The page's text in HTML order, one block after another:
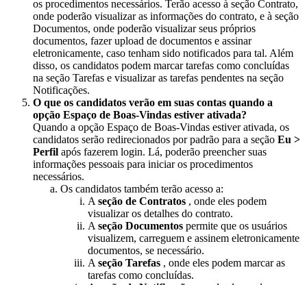
os procedimentos necessários. Terão acesso à seção Contrato,
onde poderão visualizar as informações do contrato, e à seção
Documentos, onde poderão visualizar seus próprios
documentos, fazer upload de documentos e assinar
eletronicamente, caso tenham sido notificados para tal. Além
disso, os candidatos podem marcar tarefas como concluídas
na seção Tarefas e visualizar as tarefas pendentes na seção
Notificações.
O que os candidatos verão em suas contas quando a
opção Espaço de Boas-Vindas estiver ativada?
Quando a opção Espaço de Boas-Vindas estiver ativada, os
candidatos serão redirecionados por padrão para a seção Eu >
Perfil após fazerem login. Lá, poderão preencher suas
informações pessoais para iniciar os procedimentos
necessários.
Os candidatos também terão acesso a:
A seção de Contratos , onde eles podem
visualizar os detalhes do contrato.
A seção Documentos permite que os usuários
visualizem, carreguem e assinem eletronicamente
documentos, se necessário.
A seção Tarefas , onde eles podem marcar as
tarefas como concluídas.